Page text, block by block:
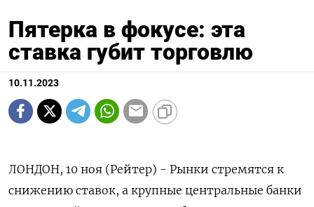
Пятерка в фокусе: эта
ставка губит торговлю
10.11.2023
ЛОНДОН, 10 ноя (Рейтер) - Рынки стремятся к
снижению ставок, а крупные центральные банки